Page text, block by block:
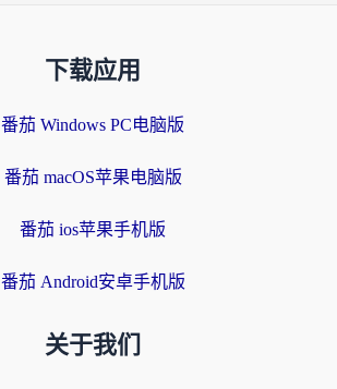
下载应用
番茄 Windows PC电脑版
番茄 macOS苹果电脑版
番茄 ios苹果手机版
番茄 Android安卓手机版
关于我们